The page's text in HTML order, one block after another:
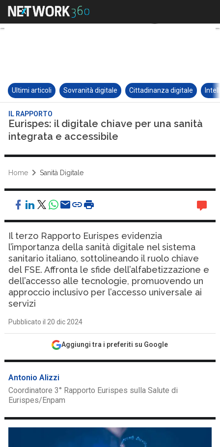
Ultimi articoli Sovranità digitale Cittadinanza digitale
IL RAPPORTO
Eurispes: il digitale chiave per una sanità
integrata e accessibile
Home Sanità Digitale
Il terzo Rapporto Eurispes evidenzia
l’importanza della sanità digitale nel sistema
sanitario italiano, sottolineando il ruolo chiave
del FSE. Affronta le sfide dell’alfabetizzazione e
dell’accesso alle tecnologie, promuovendo un
approccio inclusivo per l’accesso universale ai
servizi
Pubblicato il 20 dic 2024
Aggiungi tra i preferiti su Google
Antonio Alizzi
Coordinatore 3° Rapporto Eurispes sulla Salute di
Eurispes/Enpam